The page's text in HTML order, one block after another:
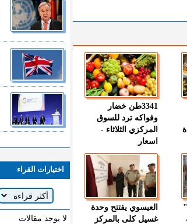
3341طن خضار
وفواكه ترد للسوق
المركزي الثلاثاء -
اسعار
العيسوي يفتتح وحدة
غسيل كلى بالمركز
اختيارات القراء
لا يوجد مقالات